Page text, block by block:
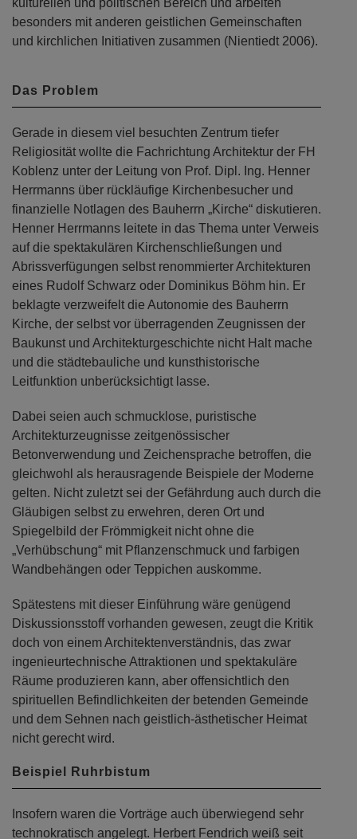
kulturellen und politischen Bereich und arbeiten
besonders mit anderen geistlichen Gemeinschaften
und kirchlichen Initiativen zusammen (Nientiedt 2006).
Das Problem
Gerade in diesem viel besuchten Zentrum tiefer
Religiosität wollte die Fachrichtung Architektur der FH
Koblenz unter der Leitung von Prof. Dipl. Ing. Henner
Herrmanns über rückläufige Kirchenbesucher und
finanzielle Notlagen des Bauherrn „Kirche“ diskutieren.
Henner Herrmanns leitete in das Thema unter Verweis
auf die spektakulären Kirchenschließungen und
Abrissverfügungen selbst renommierter Architekturen
eines Rudolf Schwarz oder Dominikus Böhm hin. Er
beklagte verzweifelt die Autonomie des Bauherrn
Kirche, der selbst vor überragenden Zeugnissen der
Baukunst und Architekturgeschichte nicht Halt mache
und die städtebauliche und kunsthistorische
Leitfunktion unberücksichtigt lasse.
Dabei seien auch schmucklose, puristische
Architekturzeugnisse zeitgenössischer
Betonverwendung und Zeichensprache betroffen, die
gleichwohl als herausragende Beispiele der Moderne
gelten. Nicht zuletzt sei der Gefährdung auch durch die
Gläubigen selbst zu erwehren, deren Ort und
Spiegelbild der Frömmigkeit nicht ohne die
„Verhübschung“ mit Pflanzenschmuck und farbigen
Wandbehängen oder Teppichen auskomme.
Spätestens mit dieser Einführung wäre genügend
Diskussionsstoff vorhanden gewesen, zeugt die Kritik
doch von einem Architektenverständnis, das zwar
ingenieurtechnische Attraktionen und spektakuläre
Räume produzieren kann, aber offensichtlich den
spirituellen Befindlichkeiten der betenden Gemeinde
und dem Sehnen nach geistlich-ästhetischer Heimat
nicht gerecht wird.
Beispiel Ruhrbistum
Insofern waren die Vorträge auch überwiegend sehr
technokratisch angelegt. Herbert Fendrich weiß seit